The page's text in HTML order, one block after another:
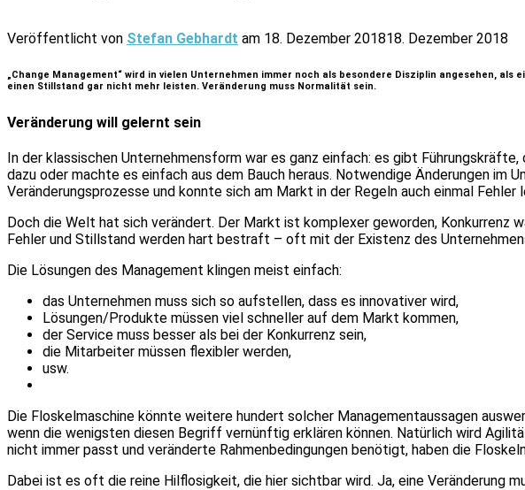
Veröffentlicht von Stefan Gebhardt am 18. Dezember 201818. Dezember 2018
„Change Management“ wird in vielen Unternehmen immer noch als besondere Disziplin angesehen,
einen Stillstand gar nicht mehr leisten. Veränderung muss Normalität sein.
Veränderung will gelernt sein
In der klassischen Unternehmensform war es ganz einfach: es gibt
dazu oder machte es einfach aus dem Bauch heraus. Notwendige Änderungen
Veränderungsprozesse und konnte sich am Markt in der Regeln auch einmal Fehler
Doch die Welt hat sich verändert. Der Markt ist komplexer geworden, Konkurrenz
Fehler und Stillstand werden hart bestraft – oft mit der Existenz des
Die Lösungen des Management klingen meist einfach:
das Unternehmen muss sich so aufstellen, dass es innovativer wird,
Lösungen/Produkte müssen viel schneller auf dem Markt kommen,
der Service muss besser als bei der Konkurrenz sein,
die Mitarbeiter müssen flexibler werden,
usw.
Die Floskelmaschine könnte weitere hundert solcher Managementaussagen
wenn die wenigsten diesen Begriff vernünftig erklären können. Natürlich wird
nicht immer passt und veränderte Rahmenbedingungen benötigt, haben die
Dabei ist es oft die reine Hilflosigkeit, die hier sichtbar wird. Ja, eine Veränderung